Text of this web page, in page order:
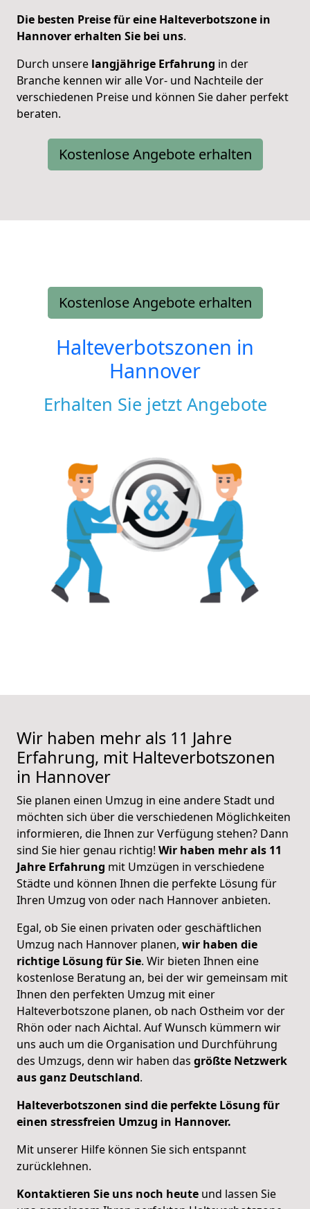
Die besten Preise für eine Halteverbotszone in
Hannover erhalten Sie bei uns.
Durch unsere langjährige Erfahrung in der
Branche kennen wir alle Vor- und Nachteile der
verschiedenen Preise und können Sie daher perfekt
beraten.
Kostenlose Angebote erhalten
Kostenlose Angebote erhalten
Halteverbotszonen in
Hannover
Erhalten Sie jetzt Angebote
Wir haben mehr als 11 Jahre
Erfahrung, mit Halteverbotszonen
in Hannover
Sie planen einen Umzug in eine andere Stadt und
möchten sich über die verschiedenen Möglichkeiten
informieren, die Ihnen zur Verfügung stehen? Dann
sind Sie hier genau richtig! Wir haben mehr als 11
Jahre Erfahrung mit Umzügen in verschiedene
Städte und können Ihnen die perfekte Lösung für
Ihren Umzug von oder nach Hannover anbieten.
Egal, ob Sie einen privaten oder geschäftlichen
Umzug nach Hannover planen, wir haben die
richtige Lösung für Sie. Wir bieten Ihnen eine
kostenlose Beratung an, bei der wir gemeinsam mit
Ihnen den perfekten Umzug mit einer
Halteverbotszone planen, ob nach Ostheim vor der
Rhön oder nach Aichtal. Auf Wunsch kümmern wir
uns auch um die Organisation und Durchführung
des Umzugs, denn wir haben das größte Netzwerk
aus ganz Deutschland.
Halteverbotszonen sind die perfekte Lösung für
einen stressfreien Umzug in Hannover.
Mit unserer Hilfe können Sie sich entspannt
zurücklehnen.
Kontaktieren Sie uns noch heute und lassen Sie